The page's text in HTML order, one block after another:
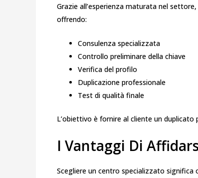
Grazie all’esperienza maturata nel
offrendo:
Consulenza specializzata
Controllo preliminare della chiave
Verifica del profilo
Duplicazione professionale
Test di qualità finale
L’obiettivo è fornire al cliente un duplicato
I Vantaggi Di
Scegliere un centro specializzato